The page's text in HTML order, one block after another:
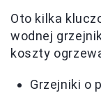
Oto kilka
wodnej
koszty
Grzejniki o